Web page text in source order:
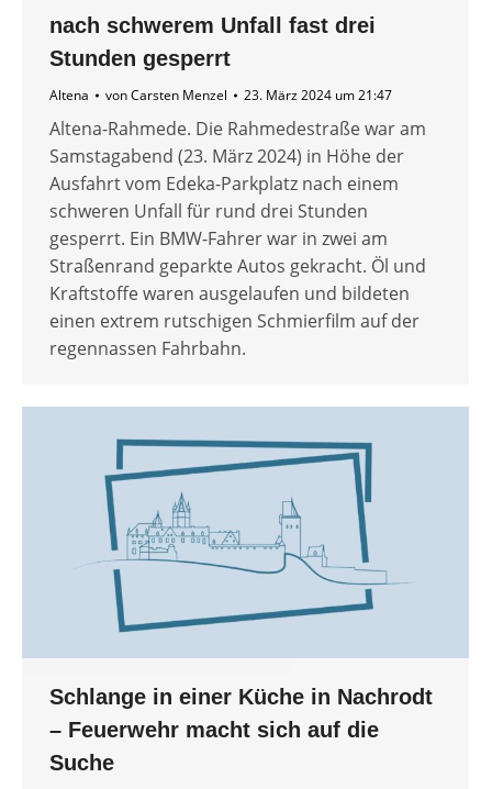
nach schwerem Unfall fast drei
Stunden gesperrt
Altena vonCarsten Menzel 23. März 2024 um 21:47
Altena-Rahmede. Die Rahmedestraße war am
Samstagabend (23. März 2024) in Höhe der
Ausfahrt vom Edeka-Parkplatz nach einem
schweren Unfall für rund drei Stunden
gesperrt. Ein BMW-Fahrer war in zwei am
Straßenrand geparkte Autos gekracht. Öl und
Kraftstoffe waren ausgelaufen und bildeten
einen extrem rutschigen Schmierfilm auf der
regennassen Fahrbahn.
Schlange in einer Küche in Nachrodt
– Feuerwehr macht sich auf die
Suche